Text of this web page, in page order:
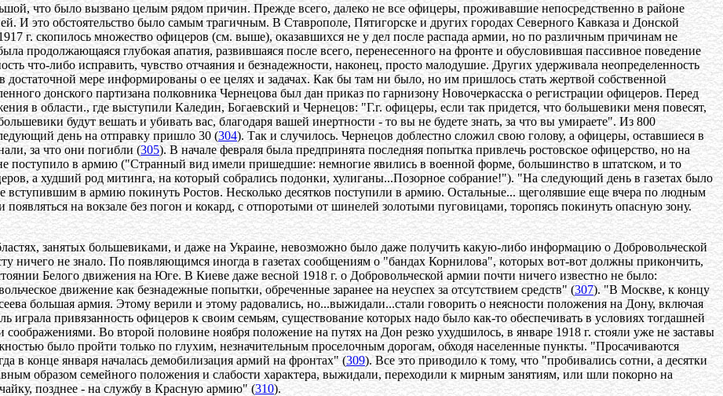
что было вызвано целым рядом причин. Прежде всего, далеко не все офицеры, проживавшие непосредственно в районе
И это обстоятельство было самым трагичным. В Ставрополе, Пятигорске и других городах Северного Кавказа и Донской
г. скопилось множество офицеров (см. выше), оказавшихся не у дел после распада армии, но по различным причинам не
продолжающаяся глубокая апатия, развившаяся после всего, перенесенного на фронте и обусловившая пассивное поведение
что-либо исправить, чувство отчаяния и безнадежности, наконец, просто малодушие. Других удерживала неопределенность
мере информированы о ее целях и задачах. Как бы там ни было, но им пришлось стать жертвой собственной
донского партизана полковника Чернецова был дан приказ по гарнизону Новочеркасска о регистрации офицеров. Перед
в области., где выступили Каледин, Богаевский и Чернецов: "Г.г. офицеры, если так придется, что большевики меня повесят,
будут вешать и убивать вас, благодаря вашей инертности - то вы не будете знать, за что вы умираете". Из 800
день на отправку пришло 30 (304). Так и случилось. Чернецов доблестно сложил свою голову, а офицеры, оставшиеся в
за что они погибли (305). В начале февраля была предпринята последняя попытка привлечь ростовское офицерство, но на
поступило в армию ("Странный вид имели пришедшие: немногие явились в военной форме, большинство в штатском, и то
а худший род митинга, на который собрались подонки, хулиганы...Позорное собрание!"). "На следующий день в газетах было
вступившим в армию покинуть Ростов. Несколько десятков поступили в армию. Остальные... щеголявшие еще вчера по людным
на вокзале без погон и кокард, с отпоротыми от шинелей золотыми пуговицами, торопясь покинуть опасную зону.
занятых большевиками, и даже на Украине, невозможно было даже получить какую-либо информацию о Добровольческой
ничего не знало. По появляющимся иногда в газетах сообщениям о "бандах Корнилова", которых вот-вот должны прикончить,
Белого движения на Юге. В Киеве даже весной 1918 г. о Добровольческой армии почти ничего известно не было:
движение как безнадежные попытки, обреченные заранее на неуспех за отсутствием средств" (307). "В Москве, к концу
большая армия. Этому верили и этому радовались, но...выжидали...стали говорить о неясности положения на Дону, включая
играла привязанность офицеров к своим семьям, существование которых надо было как-то обеспечивать в условиях тогдашней
Во второй половине ноября положение на путях на Дон резко ухудшилось, в январе 1918 г. стояли уже не заставы
было пройти только по глухим, незначительным проселочным дорогам, обходя населенные пункты. "Просачиваются
в конце января началась демобилизация армий на фронтах" (309). Все это приводило к тому, что "пробивались сотни, а десятки
образом семейного положения и слабости характера, выжидали, переходили к мирным занятиям, или шли покорно на
позднее - на службу в Красную армию" (310).